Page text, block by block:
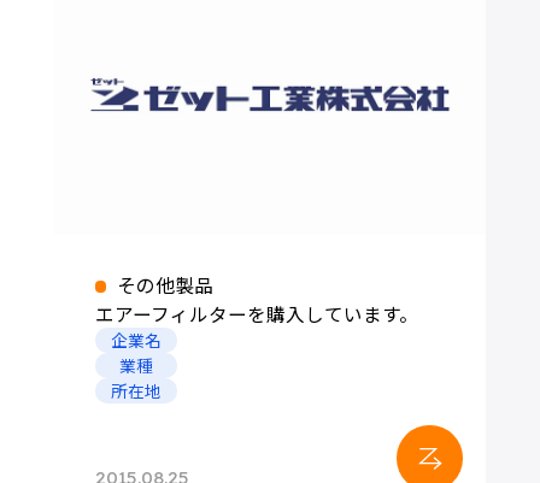
その他製品
エアーフィルターを購入しています。
企業名
業種
所在地
2015.08.25